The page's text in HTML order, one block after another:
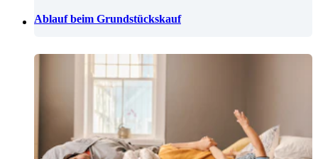
Ablauf beim Grundstückskauf